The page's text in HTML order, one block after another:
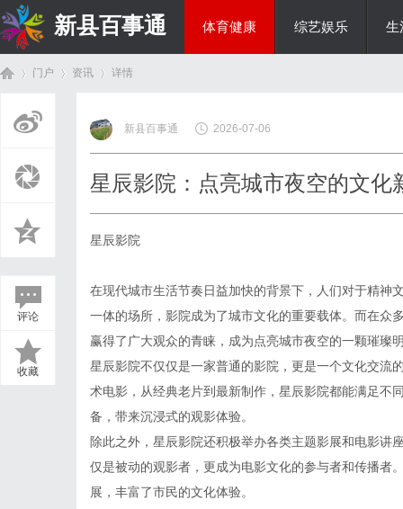
新县百事通 体育健康 综艺娱乐 生
门户 资讯
›
详情
评论
收藏
新县百事通 2026-07-06
星辰影院：点亮城市夜空的文化
星辰影院
在现代城市生活节奏日益加快的背景下，人们对于精神
一体的场所，影院成为了城市文化的重要载体。而在众
赢得了广大观众的青睐，成为点亮城市夜空的一颗璀璨
星辰影院不仅仅是一家普通的影院，更是一个文化交流
术电影，从经典老片到最新制作，星辰影院都能满足不
备，带来沉浸式的观影体验。
除此之外，星辰影院还积极举办各类主题影展和电影讲
仅是被动的观影者，更成为电影文化的参与者和传播者
展，丰富了市民的文化体验。